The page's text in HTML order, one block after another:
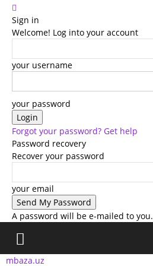
Sign in
Welcome! Log into your account
your username
your password
Forgot your password? Get help
Password recovery
Recover your password
your email
A password will be e-mailed to you.
mbaza.uz